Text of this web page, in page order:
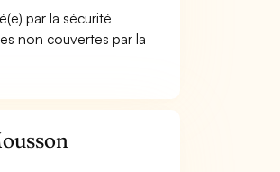
par la sécurité
non couvertes par la